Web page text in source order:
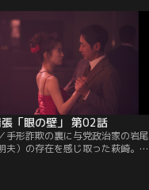
「眼の壁」 第02話
手形詐欺の裏に与党政治家の岩尾
夫）の存在を感じ取った萩崎。岩